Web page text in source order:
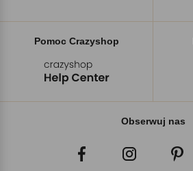
Pomoc Crazyshop
Obserwuj nas